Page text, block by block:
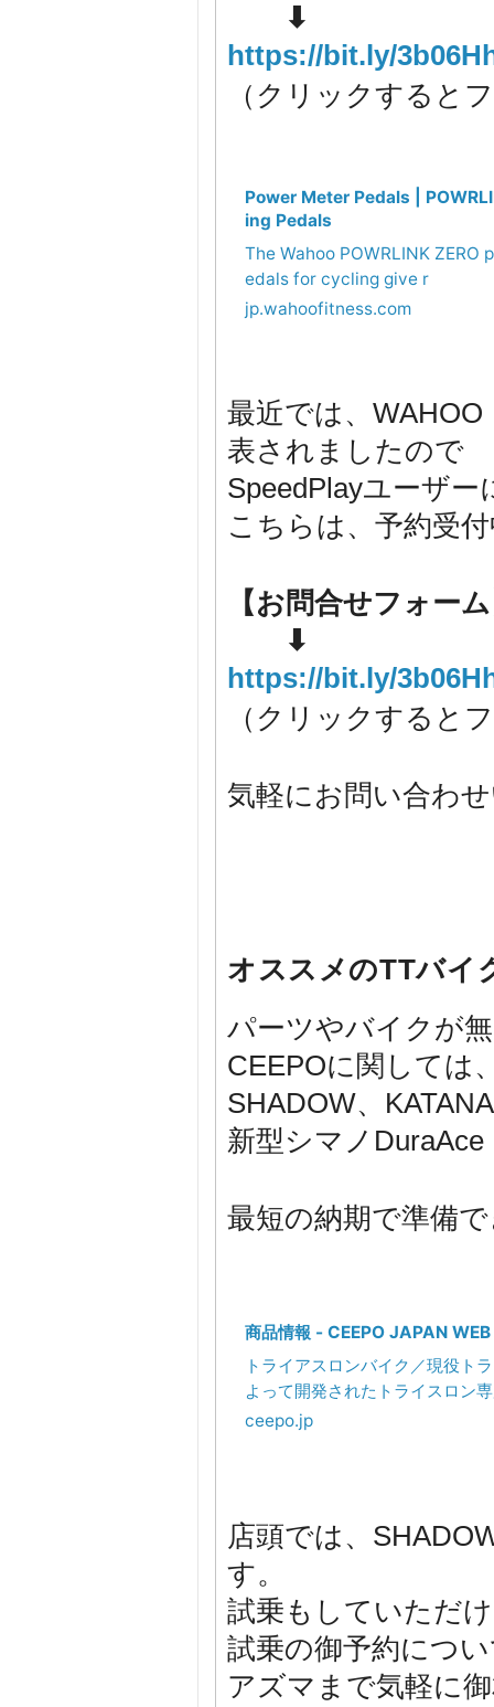
⬇
https://bit.ly/
（クリックすると
Power Meter Pedals |
ing Pedals
The Wahoo POWRLINK ZERO
edals for cycling give r
jp.wahoofitness.com
最近では、
表されましたので
SpeedPlayユーザ
こちらは、予約受
【お問合せフォー
⬇
https://bit.ly/
（クリックすると
気軽にお問い合わ
オススメのTTバイ
パーツやバイクが
CEEPOに関しては
SHADOW、
新型シマノ
最短の納期で準備
商品情報 - CEEPO JAPAN WEB
トライアスロンバイク／現役ト
よって開発されたトライスロン
ブランドの自転車で国内組立。
ceepo.jp
店頭では、
す。
試乗もしていただ
試乗の御予約につ
アズマまで気軽に